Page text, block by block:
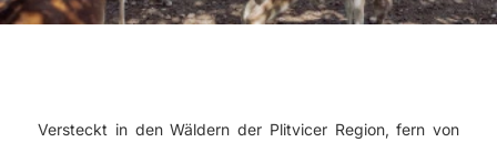
Versteckt in den Wäldern der Plitvicer Region, fern von